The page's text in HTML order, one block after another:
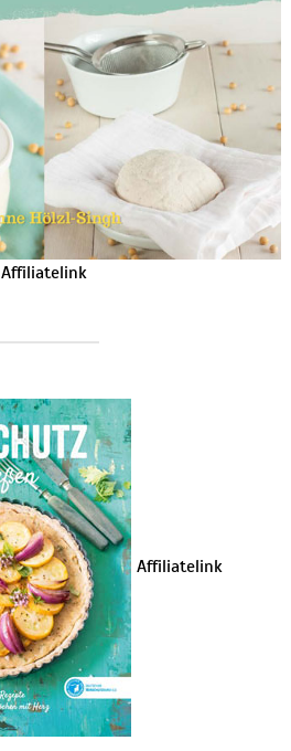
Affiliatelink
Affiliatelink